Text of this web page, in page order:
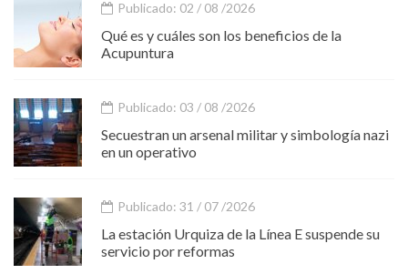
Publicado: 02 / 08 /2026
Qué es y cuáles son los beneficios de la
Acupuntura
Publicado: 03 / 08 /2026
Secuestran un arsenal militar y simbología nazi
en un operativo
Publicado: 31 / 07 /2026
La estación Urquiza de la Línea E suspende su
servicio por reformas